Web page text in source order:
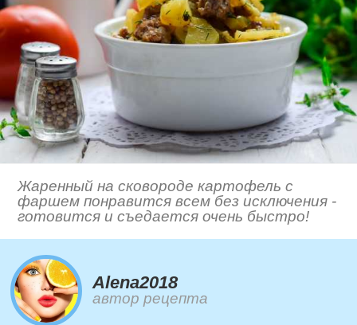
Жаренный на сковороде картофель с
фаршем понравится всем без исключения -
готовится и съедается очень быстро!
Alena2018
автор рецепта